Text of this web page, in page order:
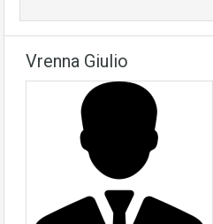
Vrenna Giulio